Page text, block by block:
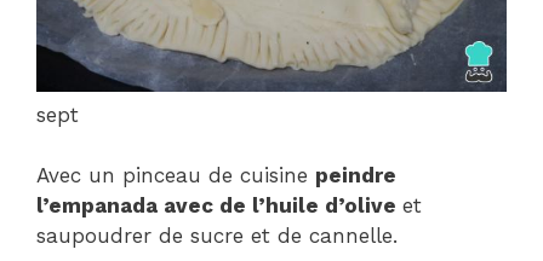
sept
Avec un pinceau de cuisine peindre
l’empanada avec de l’huile d’olive et
saupoudrer de sucre et de cannelle.